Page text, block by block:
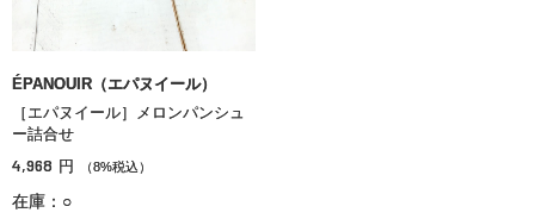
ÉPANOUIR（エパヌイール）
［エパヌイール］メロンパンシュ
ー詰合せ
4,968 円 （8%税込）
在庫：○